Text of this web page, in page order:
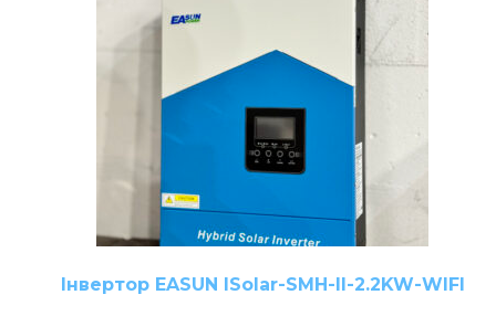
Інвертор EASUN ISolar-SMH-II-2.2KW-WIFI